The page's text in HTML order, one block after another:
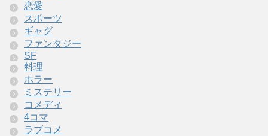
恋愛
スポーツ
ギャグ
ファンタジー
SF
料理
ホラー
ミステリー
コメディ
4コマ
ラブコメ